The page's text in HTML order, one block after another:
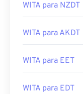
WITA para NZDT
WITA para AKDT
WITA para EET
WITA para EDT